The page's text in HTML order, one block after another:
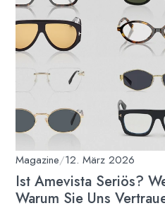
Magazine/12. März 2026
Ist Amevista Seriös?
Warum Sie Uns